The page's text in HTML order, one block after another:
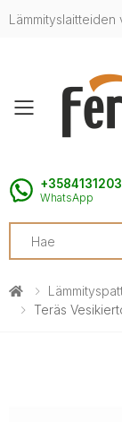
Lämmityslaitteiden
Toggle
WhatsApp
Search
Teräs